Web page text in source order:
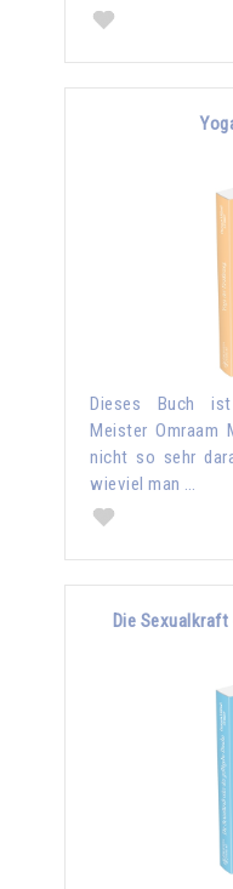
Dieses Buch
Meister Omraam
nicht so sehr
wieviel man …
Die